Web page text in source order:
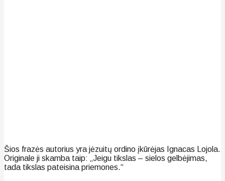
Šios frazės autorius yra jėzuitų ordino įkūrėjas Ignacas Lojola.
Originale ji skamba taip: „Jeigu tikslas – sielos gelbėjimas,
tada tikslas pateisina priemones.“